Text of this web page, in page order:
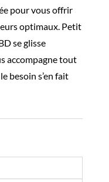
pour vous offrir
optimaux. Petit
se glisse
accompagne tout
besoin s’en fait